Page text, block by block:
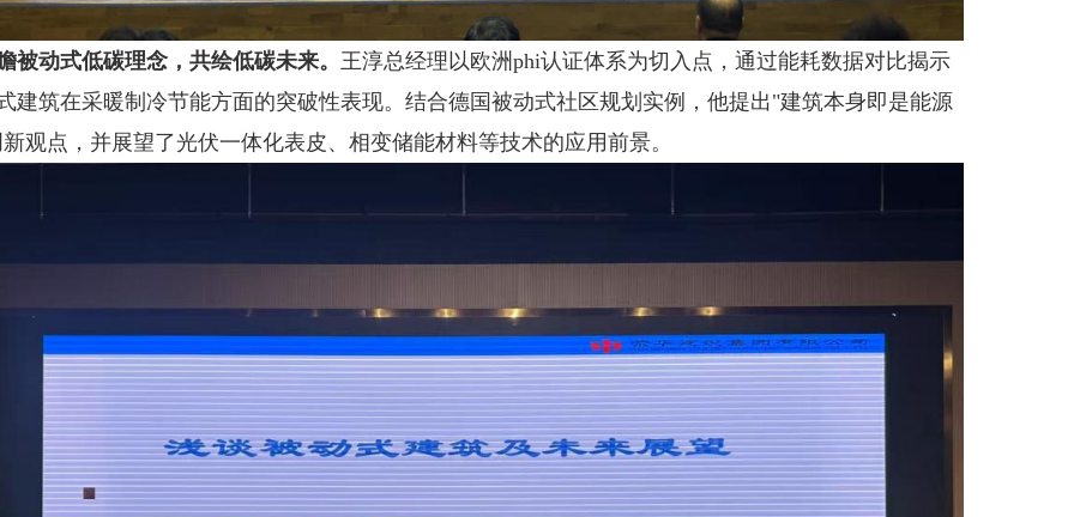
被动式低碳理念，共绘低碳未来。 王淳总经理以欧洲phi认证体系为切入点，通过能耗数据对比揭示
建筑在采暖制冷节能方面的突破性表现。结合德国被动式社区规划实例，他提出"建筑本身即是能源
观点，并展望了光伏一体化表皮、相变储能材料等技术的应用前景。